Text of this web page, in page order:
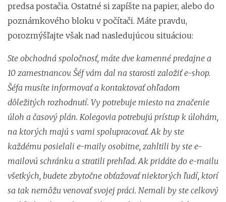
predsa postačia. Ostatné si zapíšte na papier, alebo do
poznámkového bloku v počítači. Máte pravdu,
porozmýšľajte však nad nasledujúcou situáciou:
Ste obchodná spoločnosť, máte dve kamenné predajne a
10 zamestnancov. Šéf vám dal na starosti založiť e-shop.
Šéfa musíte informovať a kontaktovať ohľadom
dôležitých rozhodnutí. Vy potrebuje miesto na značenie
úloh a časový plán. Kolegovia potrebujú prístup k úlohám,
na ktorých majú s vami spolupracovať. Ak by ste
každému posielali e-maily osobitne, zahltili by ste e-
mailovú schránku a stratili prehľad. Ak pridáte do e-mailu
všetkých, budete zbytočne obťažovať niektorých ľudí, ktorí
sa tak nemôžu venovať svojej práci. Nemali by ste celkový